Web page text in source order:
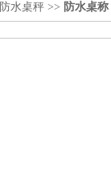
防水桌秤 >> 防水桌称